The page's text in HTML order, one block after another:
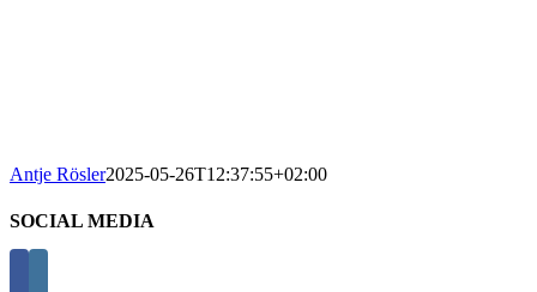
Antje Rösler2025-05-26T12:37:55+02:00
SOCIAL MEDIA